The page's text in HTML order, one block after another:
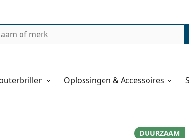
Oplossingen & Accessoires
DUURZAAM